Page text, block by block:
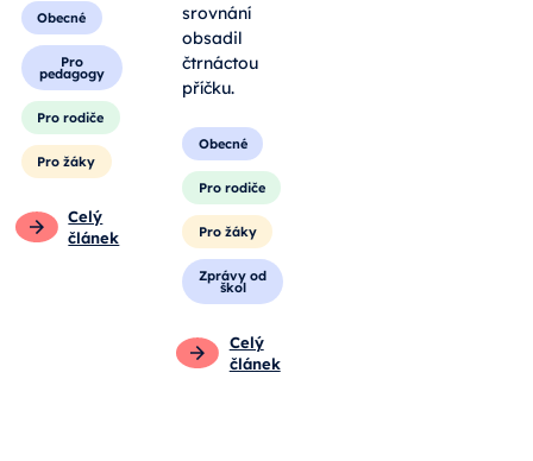
rodiny, aby si
vědu osahaly
vlastníma
rukama.
Obecné
pedagogy
Pro rodiče
srovnání
obsadil
čtrnáctou
příčku.
Obecné
Pro rodiče
Pro žáky
Zprávy od
škol
Celý
článek